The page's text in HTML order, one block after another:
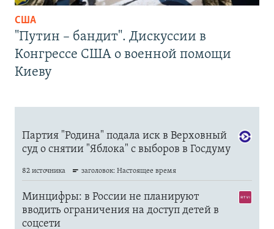
США
"Путин – бандит". Дискуссии в
Конгрессе США о военной помощи
Киеву